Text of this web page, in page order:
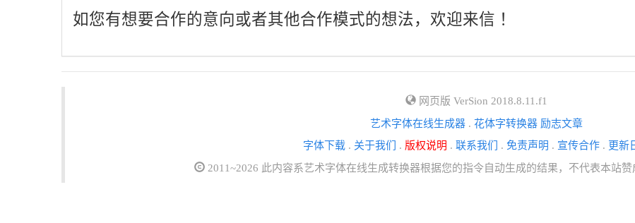
如您有想要合作的意向或者其他合作模式的想法，欢迎来信 ！
网页版 VerSion 2018.8.11.f1
艺术字体在线生成器 . 花体字转换器 励志文章
字体下载. 关于我们 . 版权说明 . 联系我们 . 免责声明 . 宣传合作. 更新
2011~2026 此内容系艺术字体在线生成转换器根据您的指令自动生成的结果，不代表本站